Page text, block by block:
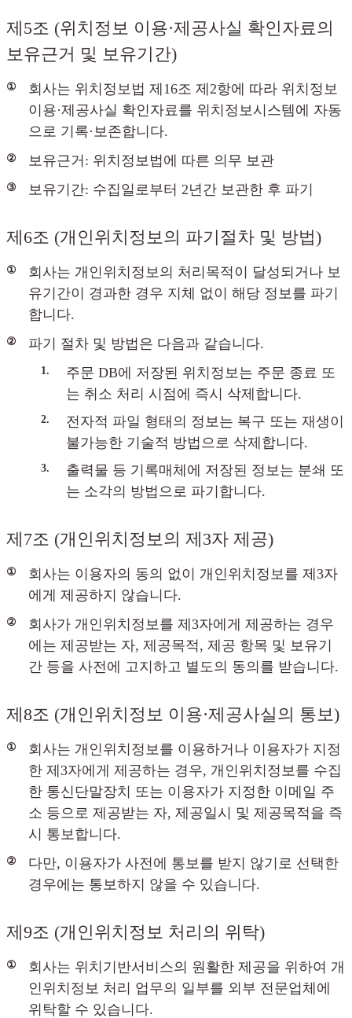
제5조 (위치정보 이용·제공사실 확인자료의
보유근거 및 보유기간)
①
회사는 위치정보법 제16조 제2항에 따라 위치정보
이용·제공사실 확인자료를 위치정보시스템에 자동
으로 기록·보존합니다.
② 보유근거: 위치정보법에 따른 의무 보관
③ 보유기간: 수집일로부터 2년간 보관한 후 파기
제6조 (개인위치정보의 파기절차 및 방법)
①
회사는 개인위치정보의 처리목적이 달성되거나 보
유기간이 경과한 경우 지체 없이 해당 정보를 파기
합니다.
② 파기 절차 및 방법은 다음과 같습니다.
1.
주문 DB에 저장된 위치정보는 주문 종료 또
는 취소 처리 시점에 즉시 삭제합니다.
2.
전자적 파일 형태의 정보는 복구 또는 재생이
불가능한 기술적 방법으로 삭제합니다.
3.
출력물 등 기록매체에 저장된 정보는 분쇄 또
는 소각의 방법으로 파기합니다.
제7조 (개인위치정보의 제3자 제공)
①
회사는 이용자의 동의 없이 개인위치정보를 제3자
에게 제공하지 않습니다.
②
회사가 개인위치정보를 제3자에게 제공하는 경우
에는 제공받는 자, 제공목적, 제공 항목 및 보유기
간 등을 사전에 고지하고 별도의 동의를 받습니다.
제8조 (개인위치정보 이용·제공사실의 통보)
①
회사는 개인위치정보를 이용하거나 이용자가 지정
한 제3자에게 제공하는 경우, 개인위치정보를 수집
한 통신단말장치 또는 이용자가 지정한 이메일 주
소 등으로 제공받는 자, 제공일시 및 제공목적을 즉
시 통보합니다.
②
다만, 이용자가 사전에 통보를 받지 않기로 선택한
경우에는 통보하지 않을 수 있습니다.
제9조 (개인위치정보 처리의 위탁)
①
회사는 위치기반서비스의 원활한 제공을 위하여 개
인위치정보 처리 업무의 일부를 외부 전문업체에
위탁할 수 있습니다.